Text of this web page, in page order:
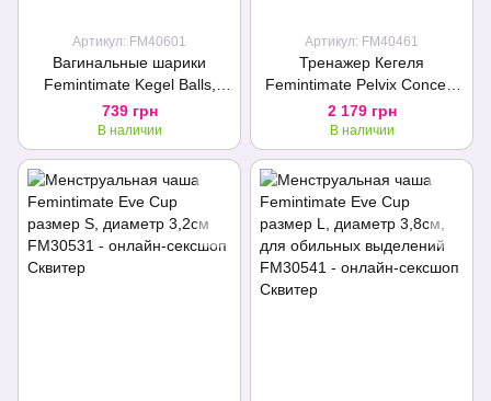
Артикул: FM40601
Вагинальные шарики
Femintimate Kegel Balls,
диаметр 3,5 см, масса 77 г
739 грн
В наличии
Артикул: FM40461
Тренажер Кегеля
Femintimate Pelvix Concept
с набором грузов,
анатомически правильный
2 179 грн
В наличии